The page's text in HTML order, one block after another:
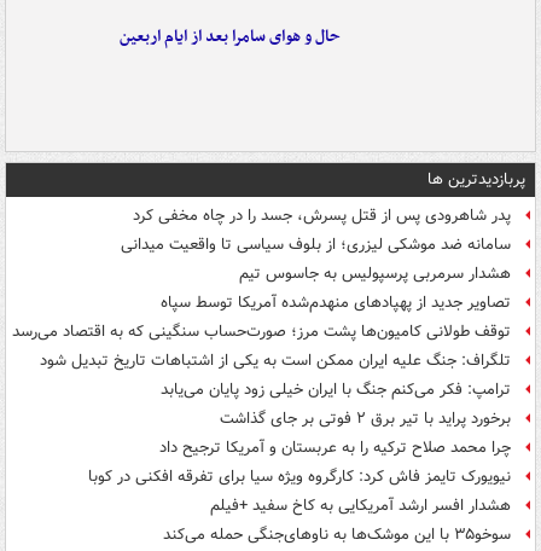
حال و هوای سامرا بعد از ایام اربعین
پربازدیدترین ها
پدر شاهرودی پس از قتل پسرش، جسد را در چاه مخفی کرد
سامانه ضد موشکی لیزری؛ از بلوف سیاسی تا واقعیت میدانی
هشدار سرمربی پرسپولیس به جاسوس تیم
تصاویر جدید از پهپادهای منهدم‌شده آمریکا توسط سپاه
توقف طولانی کامیون‌ها پشت مرز؛ صورت‌حساب سنگینی که به اقتصاد می‌رسد
تلگراف: جنگ علیه ایران ممکن است به یکی از اشتباهات تاریخ تبدیل شود
ترامپ: فکر می‌کنم جنگ با ایران خیلی زود پایان می‌یابد
برخورد پراید با تیر برق ۲ فوتی بر جای گذاشت
چرا محمد صلاح ترکیه را به عربستان و آمریکا ترجیح داد
نیویورک تایمز فاش کرد: کارگروه ویژه سیا برای تفرقه افکنی در کوبا
هشدار افسر ارشد آمریکایی به کاخ سفید +فیلم
سوخو۳۵ با این موشک‌ها به ناوهای‌جنگی حمله می‌کند